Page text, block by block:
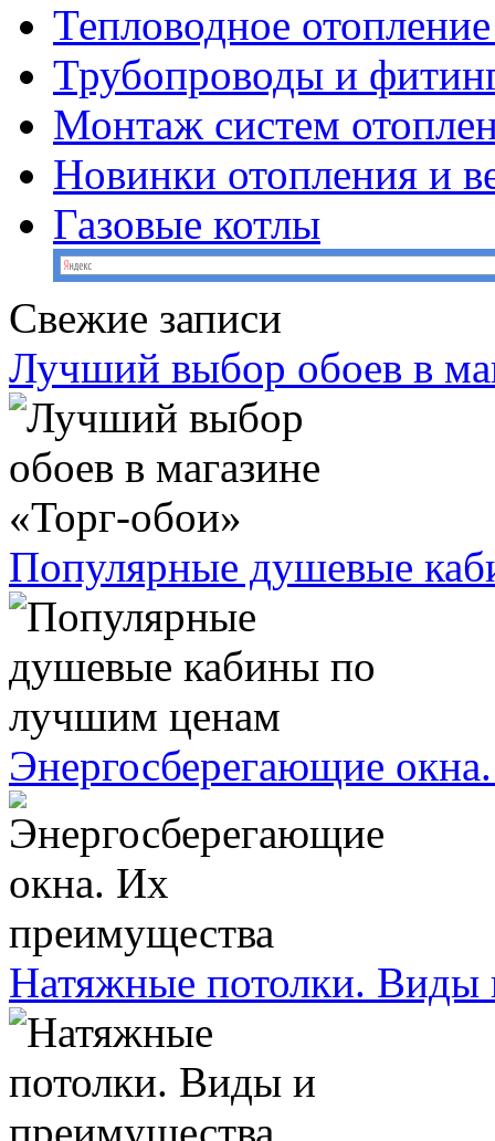
Тепловодное
Трубопроводы и
Монтаж систем
Новинки отопления и
Газовые котлы
Свежие записи
Лучший выбор обоев в
Популярные душевые
Энергосберегающие
Натяжные потолки. Виды